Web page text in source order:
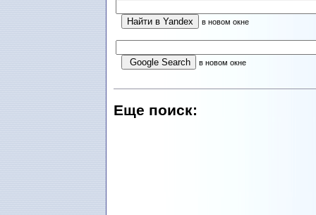
в новом окне
в новом окне
Еще поиск: